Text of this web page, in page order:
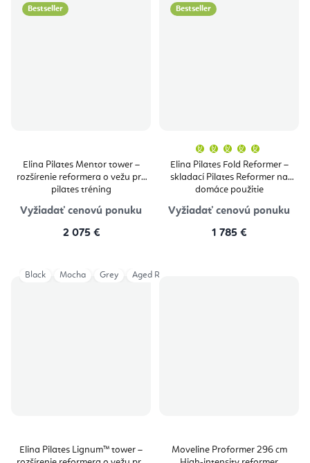
Bestseller
Elina Pilates Mentor tower –
rozšírenie reformera o vežu pre
pilates tréning
Vyžiadať cenovú ponuku
2 075 €
Bestseller
Elina Pilates Fold Reformer –
skladací Pilates Reformer na
domáce použitie
produktu
je
5,0
z
5
Vyžiadať cenovú ponuku
1 785 €
Elina Pilates Lignum™ tower –
Black Mocha Grey Aged Rose
Moveline Proformer 296 cm